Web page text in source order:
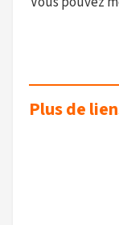
Plus de